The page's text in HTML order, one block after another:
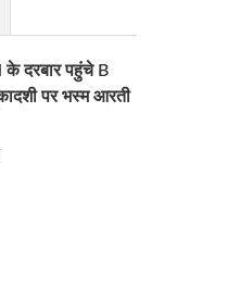
दरबार पहुंचे B
पर भस्म आरती